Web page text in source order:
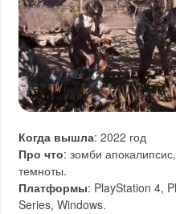
Когда вышла: 2022 год
Про что: зомби
темноты.
Платформы: PlayStation 4,
Series, Windows.